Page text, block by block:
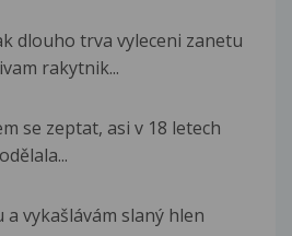
dlouho trva vyleceni zanetu
rakytnik...
se zeptat, asi v 18 letech
vykašlávám slaný hlen